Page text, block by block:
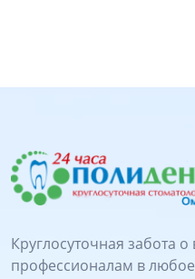
Круглосуточная забота
профессионалам в любое